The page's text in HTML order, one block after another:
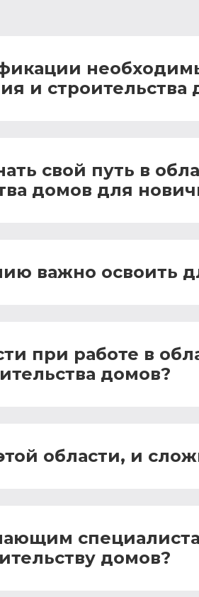
и строительства
свой путь в
домов для
важно освоить
при работе в
домов?
области, и
домов?